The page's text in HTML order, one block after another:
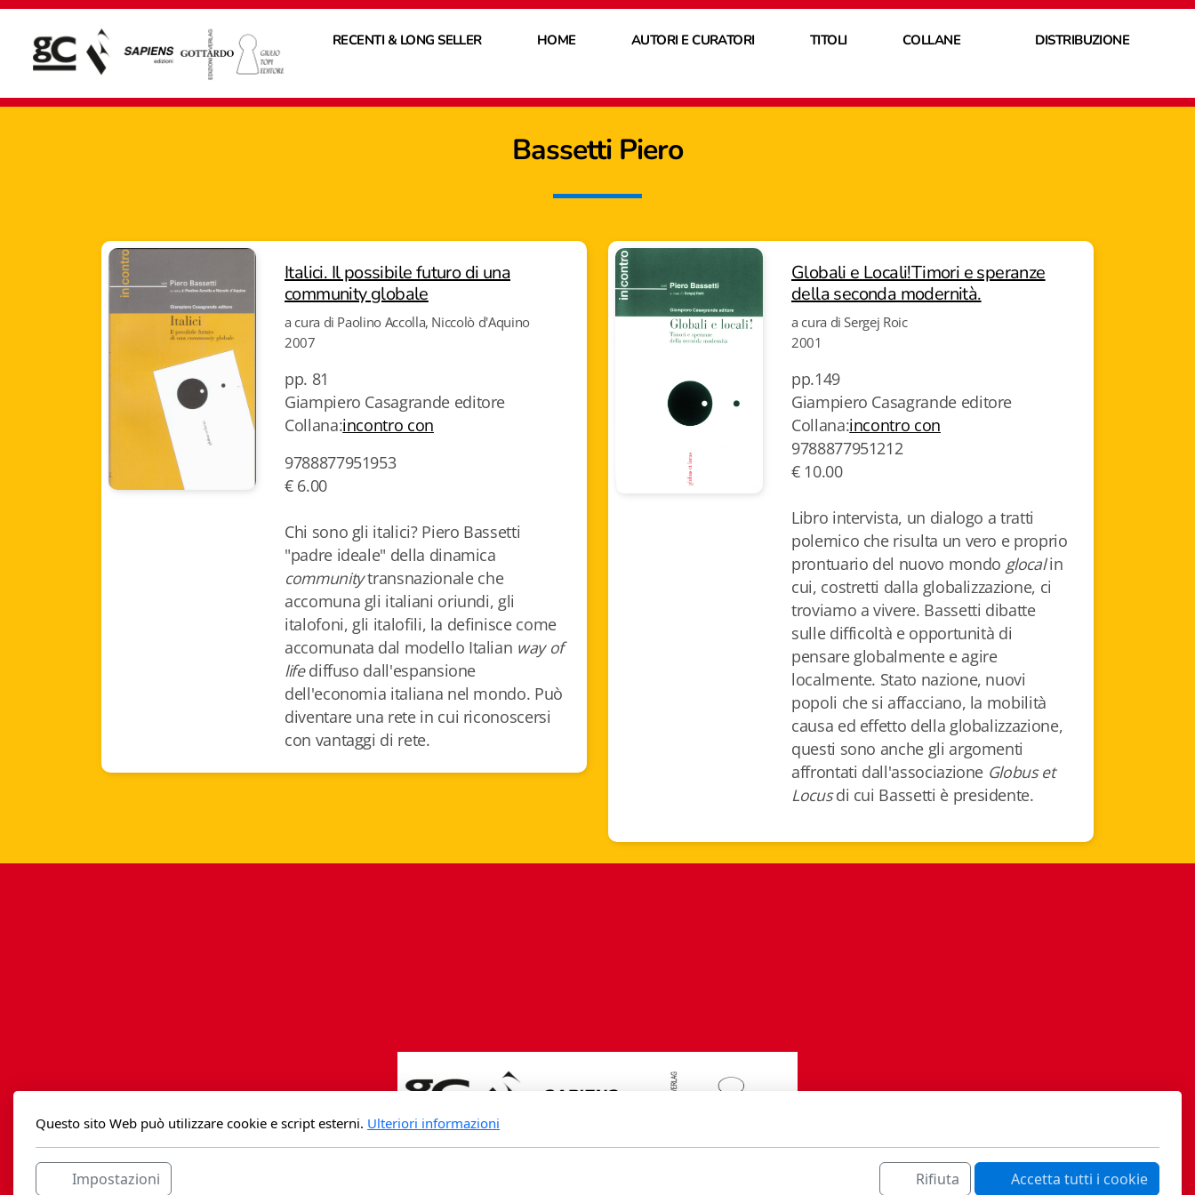
RECENTI & LONG SELLER HOME AUTORI E CURATORI TITOLI COLLANE DISTRIBUZIONE
Bassetti Piero
Italici. Il possibile futuro di una
community globale
a cura di Paolino Accolla, Niccolò d'Aquino
2007
pp. 81
Giampiero Casagrande editore
Collana:incontro con
9788877951953
€ 6.00
Chi sono gli italici? Piero Bassetti
"padre ideale" della dinamica
communitytransnazionale che
accomuna gli italiani oriundi, gli
italofoni, gli italofili, la definisce come
accomunata dal modello Italian way of
lifediffuso dall'espansione
dell'economia italiana nel mondo. Può
diventare una rete in cui riconoscersi
con vantaggi di rete.
Globali e Locali!Timori e speranze
della seconda modernità.
a cura di Sergej Roic
2001
pp.149
Giampiero Casagrande editore
Collana:incontro con
9788877951212
€ 10.00
Libro intervista, un dialogo a tratti
polemico che risulta un vero e proprio
prontuario del nuovo mondo glocalin
cui, costretti dalla globalizzazione, ci
troviamo a vivere. Bassetti dibatte
sulle difficoltà e opportunità di
pensare globalmente e agire
localmente. Stato nazione, nuovi
popoli che si affacciano, la mobilità
causa ed effetto della globalizzazione,
questi sono anche gli argomenti
affrontati dall'associazione Globus et
Locusdi cui Bassetti è presidente.
Questo sito Web può utilizzare cookie e script esterni. Ulteriori informazioni
Impostazioni Rifiuta Accetta tutti i cookie